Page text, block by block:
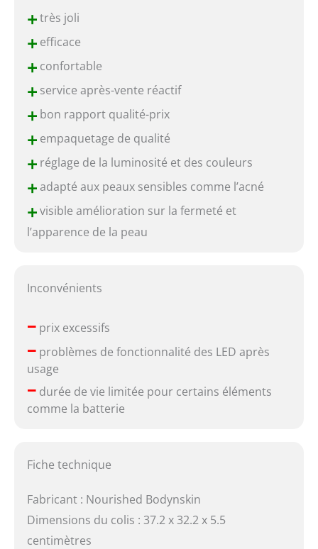
+très joli
+efficace
+confortable
+service après-vente réactif
+bon rapport qualité-prix
+empaquetage de qualité
+réglage de la luminosité et des couleurs
+adapté aux peaux sensibles comme l’acné
+visible amélioration sur la fermeté et
l’apparence de la peau
Inconvénients
–prix excessifs
–problèmes de fonctionnalité des LED après
usage
–durée de vie limitée pour certains éléments
comme la batterie
Fiche technique
Fabricant : Nourished Bodynskin
Dimensions du colis : 37.2 x 32.2 x 5.5
centimètres